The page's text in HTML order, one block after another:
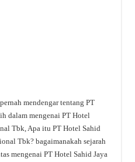
mendengar tentang PT
dalam mengenai PT Hotel
Tbk, Apa itu PT Hotel Sahid
Tbk? bagaimanakah sejarah
mengenai PT Hotel Sahid Jaya